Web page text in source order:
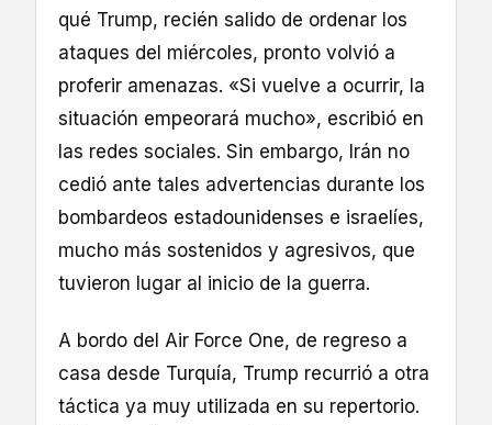
qué Trump, recién salido de ordenar los
ataques del miércoles, pronto volvió a
proferir amenazas. «Si vuelve a ocurrir, la
situación empeorará mucho», escribió en
las redes sociales. Sin embargo, Irán no
cedió ante tales advertencias durante los
bombardeos estadounidenses e israelíes,
mucho más sostenidos y agresivos, que
tuvieron lugar al inicio de la guerra.
A bordo del Air Force One, de regreso a
casa desde Turquía, Trump recurrió a otra
táctica ya muy utilizada en su repertorio.